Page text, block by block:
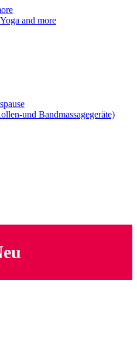
und Bandmassagegeräte)